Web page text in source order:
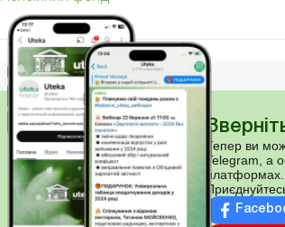
Тепер ви
Telegram, а
платформах.